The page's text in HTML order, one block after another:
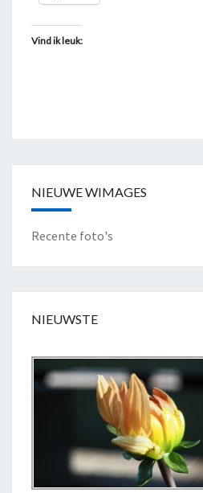
N
S
Vind ik leuk:
NIEUWE WIMAGES
Recente foto's
NIEUWSTE